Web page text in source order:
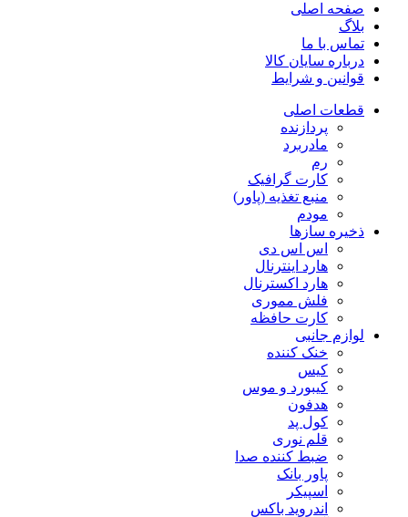
صفحه اصلی
بلاگ
تماس با ما
درباره سایان کالا
قوانین و شرایط
قطعات اصلی
پردازنده
مادربرد
رم
کارت گرافیک
منبع تغذیه (پاور)
مودم
ذخیره سازها
اس اس دی
هارد اینترنال
هارد اکسترنال
فلش مموری
کارت حافظه
لوازم جانبی
خنک کننده
کیس
کیبورد و موس
هدفون
کول پد
قلم نوری
ضبط کننده صدا
پاور بانک
اسپیکر
اندروید باکس